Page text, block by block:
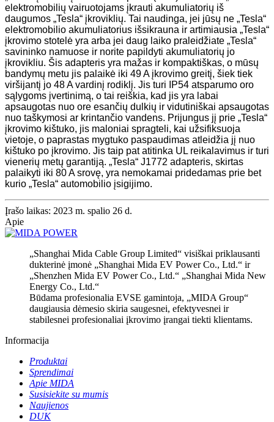
elektromobilių vairuotojams įkrauti akumuliatorių iš
daugumos „Tesla“ įkroviklių. Tai naudinga, jei jūsų ne „Tesla“
elektromobilio akumuliatorius išsikrauna ir artimiausia „Tesla“
įkrovimo stotelė yra arba jei daug laiko praleidžiate „Tesla“
savininko namuose ir norite papildyti akumuliatorių jo
įkrovikliu. Šis adapteris yra mažas ir kompaktiškas, o mūsų
bandymų metu jis palaikė iki 49 A įkrovimo greitį, šiek tiek
viršijantį jo 48 A vardinį rodiklį. Jis turi IP54 atsparumo oro
sąlygoms įvertinimą, o tai reiškia, kad jis yra labai
apsaugotas nuo ore esančių dulkių ir vidutiniškai apsaugotas
nuo taškymosi ar krintančio vandens. Prijungus jį prie „Tesla“
įkrovimo kištuko, jis maloniai spragteli, kai užsifiksuoja
vietoje, o paprastas mygtuko paspaudimas atleidžia jį nuo
kištuko po įkrovimo. Jis taip pat atitinka UL reikalavimus ir turi
vienerių metų garantiją. „Tesla“ J1772 adapteris, skirtas
palaikyti iki 80 A srovę, yra nemokamai pridedamas prie bet
kurio „Tesla“ automobilio įsigijimo.
Įrašo laikas: 2023 m. spalio 26 d.
Apie
„Shanghai Mida Cable Group Limited“ visiškai priklausanti
dukterinė įmonė „Shanghai Mida EV Power Co., Ltd.“ ir
„Shenzhen Mida EV Power Co., Ltd.“ „Shanghai Mida New
Energy Co., Ltd.“
Būdama profesionalia EVSE gamintoja, „MIDA Group“
daugiausia dėmesio skiria saugesnei, efektyvesnei ir
stabilesnei profesionaliai įkrovimo įrangai tiekti klientams.
Informacija
Produktai
Sprendimai
Apie MIDA
Susisiekite su mumis
Naujienos
DUK